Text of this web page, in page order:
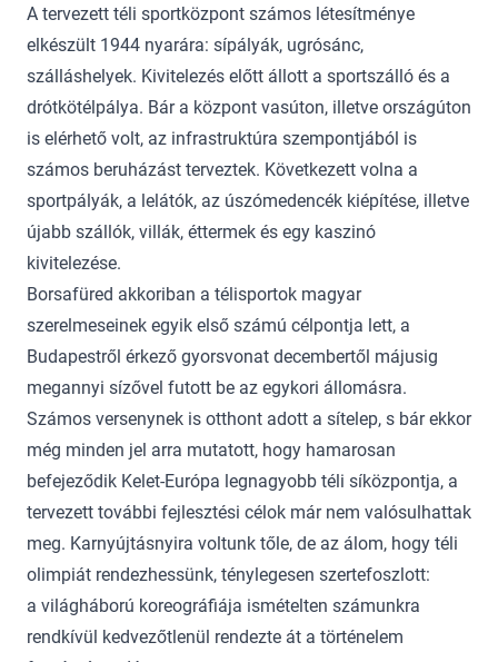
A tervezett téli sportközpont számos létesítménye
elkészült 1944 nyarára: sípályák, ugrósánc,
szálláshelyek. Kivitelezés előtt állott a sportszálló és a
drótkötélpálya. Bár a központ vasúton, illetve országúton
is elérhető volt, az infrastruktúra szempontjából is
számos beruházást terveztek. Következett volna a
sportpályák, a lelátók, az úszómedencék kiépítése, illetve
újabb szállók, villák, éttermek és egy kaszinó
kivitelezése.
Borsafüred akkoriban a télisportok magyar
szerelmeseinek egyik első számú célpontja lett, a
Budapestről érkező gyorsvonat decembertől májusig
megannyi sízővel futott be az egykori állomásra.
Számos versenynek is otthont adott a sítelep, s bár ekkor
még minden jel arra mutatott, hogy hamarosan
befejeződik Kelet-Európa legnagyobb téli síközpontja, a
tervezett további fejlesztési célok már nem valósulhattak
meg. Karnyújtásnyira voltunk tőle, de az álom, hogy téli
olimpiát rendezhessünk, ténylegesen szertefoszlott:
a világháború koreográfiája ismételten számunkra
rendkívül kedvezőtlenül rendezte át a történelem